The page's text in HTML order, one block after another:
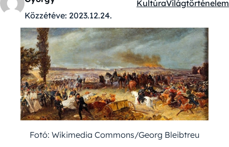
Közzétéve: 2023.12.24.
Kategóriák:
KultúraVilágtörténelem
Fotó: Wikimedia Commons/Georg Bleibtreu